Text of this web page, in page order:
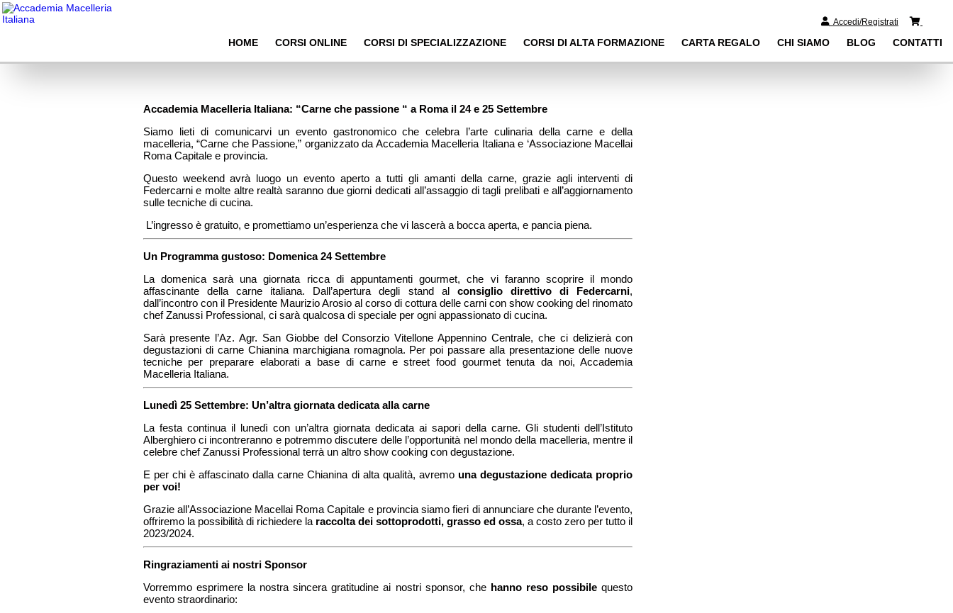
Accedi/Registrati
HOME
CORSI ONLINE CORSI DI SPECIALIZZAZIONE CORSI DI ALTA FORMAZIONE CARTA REGALO CHI SIAMO BLOG CONTATTI
Accademia Macelleria Italiana: “Carne che passione “ a Roma il 24 e 25 Settembre
Siamo lieti di comunicarvi un evento gastronomico che celebra l’arte culinaria della carne e della
macelleria, “Carne che Passione,” organizzato da Accademia Macelleria Italiana e ‘Associazione Macellai
Roma Capitale e provincia.
Questo weekend avrà luogo un evento aperto a tutti gli amanti della carne, grazie agli interventi di
Federcarni e molte altre realtà saranno due giorni dedicati all’assaggio di tagli prelibati e all’aggiornamento
sulle tecniche di cucina.
L’ingresso è gratuito, e promettiamo un’esperienza che vi lascerà a bocca aperta, e pancia piena.
Un Programma gustoso: Domenica 24 Settembre
La domenica sarà una giornata ricca di appuntamenti gourmet, che vi faranno scoprire il mondo
affascinante della carne italiana. Dall’apertura degli stand al consiglio direttivo di Federcarni,
dall’incontro con il Presidente Maurizio Arosio al corso di cottura delle carni con show cooking del rinomato
chef Zanussi Professional, ci sarà qualcosa di speciale per ogni appassionato di cucina.
Sarà presente l’Az. Agr. San Giobbe del Consorzio Vitellone Appennino Centrale, che ci delizierà con
degustazioni di carne Chianina marchigiana romagnola. Per poi passare alla presentazione delle nuove
tecniche per preparare elaborati a base di carne e street food gourmet tenuta da noi, Accademia
Macelleria Italiana.
Lunedì 25 Settembre: Un’altra giornata dedicata alla carne
La festa continua il lunedì con un’altra giornata dedicata ai sapori della carne. Gli studenti dell’Istituto
Alberghiero ci incontreranno e potremmo discutere delle l’opportunità nel mondo della macelleria, mentre il
celebre chef Zanussi Professional terrà un altro show cooking con degustazione.
E per chi è affascinato dalla carne Chianina di alta qualità, avremo una degustazione dedicata proprio
per voi!
Grazie all’Associazione Macellai Roma Capitale e provincia siamo fieri di annunciare che durante l’evento,
offriremo la possibilità di richiedere la raccolta dei sottoprodotti, grasso ed ossa, a costo zero per tutto il
2023/2024.
Ringraziamenti ai nostri Sponsor
Vorremmo esprimere la nostra sincera gratitudine ai nostri sponsor, che hanno reso possibile questo
evento straordinario: